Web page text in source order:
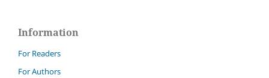
Information
For Readers
For Authors